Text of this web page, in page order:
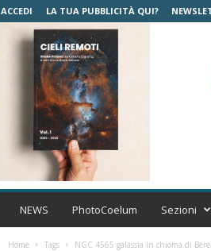
ACCEDI LA TUA PUBBLICITÀ QUI?
C
NEWS PhotoCoelum Sezioni
Home Tags NGC 4565 galassia in chioma di